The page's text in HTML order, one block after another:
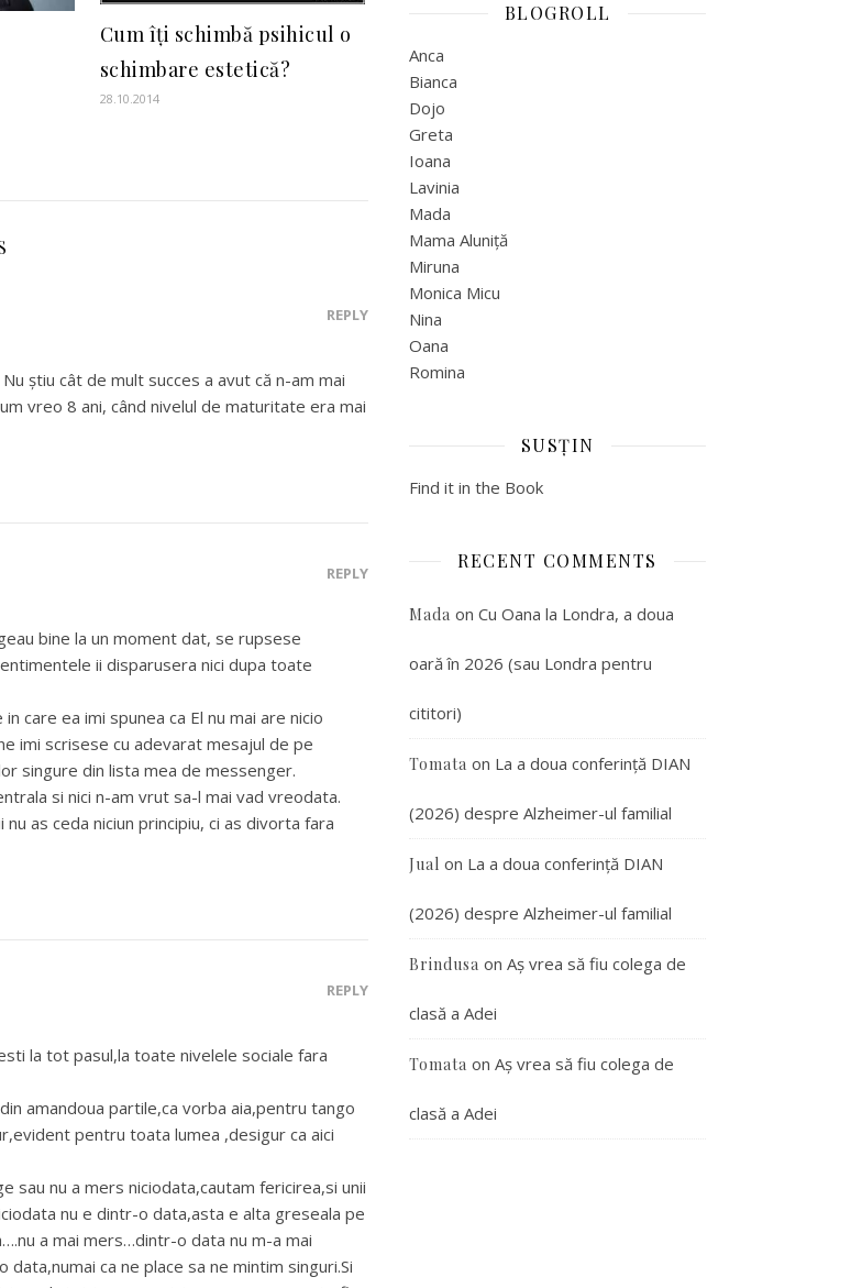
Cum îți schimbă psihicul o
schimbare estetică?
28.10.2014
REPLY
știu cât de mult succes a avut că n-am mai
vreo 8 ani, când nivelul de maturitate era mai
REPLY
bine la un moment dat, se rupsese
ii disparusera nici dupa toate
care ea imi spunea ca El nu mai are nicio
imi scrisese cu adevarat mesajul de pe
singure din lista mea de messenger.
si nici n-am vrut sa-l mai vad vreodata.
as ceda niciun principiu, ci as divorta fara
REPLY
la tot pasul,la toate nivelele sociale fara
amandoua partile,ca vorba aia,pentru tango
pentru toata lumea ,desigur ca aici
sau nu a mers niciodata,cautam fericirea,si unii
nu e dintr-o data,asta e alta greseala pe
a mai mers…dintr-o data nu m-a mai
ca ne place sa ne mintim singuri.Si
BLOGROLL
Anca
Bianca
Dojo
Greta
Ioana
Lavinia
Mada
Mama Aluniță
Miruna
Monica Micu
Nina
Oana
Romina
SUSȚIN
Find it in the Book
RECENT COMMENTS
Mada on Cu Oana la Londra, a doua
oară în 2026 (sau Londra pentru
cititori)
Tomata on La a doua conferință DIAN
(2026) despre Alzheimer-ul familial
Jual on La a doua conferință DIAN
(2026) despre Alzheimer-ul familial
Brindusa on Aș vrea să fiu colega de
clasă a Adei
Tomata on Aș vrea să fiu colega de
clasă a Adei